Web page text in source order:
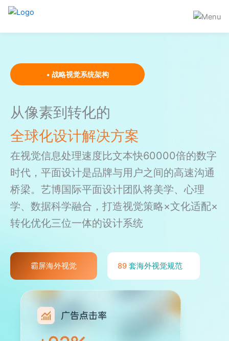
• 战略视觉系统架构
从像素到转化的
全球化设计解决方案
在视觉信息处理速度比文本快60000倍的数字
时代，平面设计是品牌与用户之间的高速沟通
桥梁。艺博国际平面设计团队将美学、心理
学、数据科学融合，打造视觉策略×文化适配×
转化优化三位一体的设计系统
霸屏海外视觉 89 套海外视觉规范